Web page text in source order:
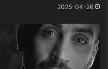
2025-04-26